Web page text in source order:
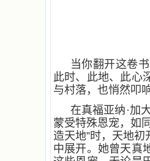
当你翻开这卷
此时、此地、此心
与村落，也悄然叩
在真福亚纳·加
蒙受特殊恩宠，如
造天地”时，天地
中展开。她曾天真